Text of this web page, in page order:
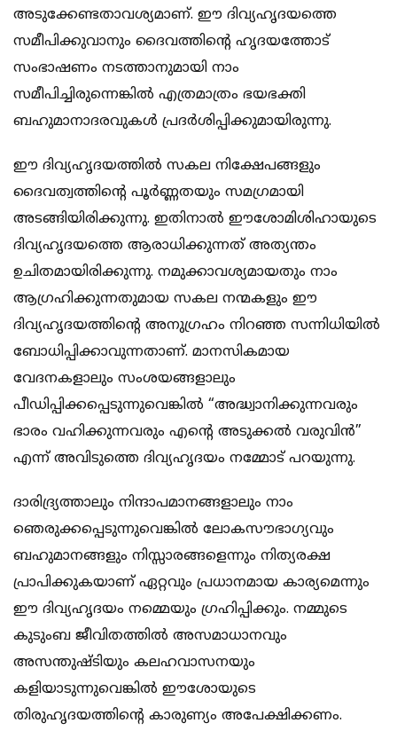
അടുക്കേണ്ടതാവശ്യമാണ്. ഈ ദിവ്യഹൃദയത്തെ
സമീപിക്കുവാനും ദൈവത്തിന്‍റെ ഹൃദയത്തോട്
സംഭാഷണം നടത്താനുമായി നാം
സമീപിച്ചിരുന്നെങ്കില്‍ എത്രമാത്രം ഭയഭക്തി
ബഹുമാനാദരവുകള്‍ പ്രദര്‍ശിപ്പിക്കുമായിരുന്നു.
ഈ ദിവ്യഹൃദയത്തില്‍ സകല നിക്ഷേപങ്ങളും
ദൈവത്വത്തിന്‍റെ പൂര്‍ണ്ണതയും സമഗ്രമായി
അടങ്ങിയിരിക്കുന്നു. ഇതിനാല്‍ ഈശോമിശിഹായുടെ
ദിവ്യഹൃദയത്തെ ആരാധിക്കുന്നത് അത്യന്തം
ഉചിതമായിരിക്കുന്നു. നമുക്കാവശ്യമായതും നാം
ആഗ്രഹിക്കുന്നതുമായ സകല നന്മകളും ഈ
ദിവ്യഹൃദയത്തിന്‍റെ അനുഗ്രഹം നിറഞ്ഞ സന്നിധിയില്‍
ബോധിപ്പിക്കാവുന്നതാണ്‌. മാനസികമായ
വേദനകളാലും സംശയങ്ങളാലും
പീഡിപ്പിക്കപ്പെടുന്നുവെങ്കില്‍ “അദ്ധ്വാനിക്കുന്നവരും
ഭാരം വഹിക്കുന്നവരും എന്‍റെ അടുക്കല്‍ വരുവിന്‍”
എന്ന്‍ അവിടുത്തെ ദിവ്യഹൃദയം നമ്മോട് പറയുന്നു.
ദാരിദ്ര്യത്താലും നിന്ദാപമാനങ്ങളാലും നാം‍
ഞെരുക്കപ്പെടുന്നുവെങ്കില്‍ ലോകസൗഭാഗ്യവും
ബഹുമാനങ്ങളും നിസ്സാരങ്ങളെന്നും നിത്യരക്ഷ
പ്രാപിക്കുകയാണ് ഏറ്റവും പ്രധാനമായ കാര്യമെന്നും
ഈ ദിവ്യഹൃദയം നമ്മെയും ഗ്രഹിപ്പിക്കും. നമ്മുടെ
കുടുംബ ജീവിതത്തില്‍ അസമാധാനവും
അസന്തുഷ്ടിയും കലഹവാസനയും
കളിയാടുന്നുവെങ്കില്‍ ഈശോയുടെ
തിരുഹൃദയത്തിന്‍റെ കാരുണ്യം അപേക്ഷിക്കണം.